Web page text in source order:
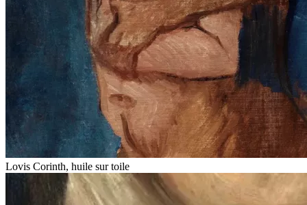
Lovis Corinth, huile sur toile